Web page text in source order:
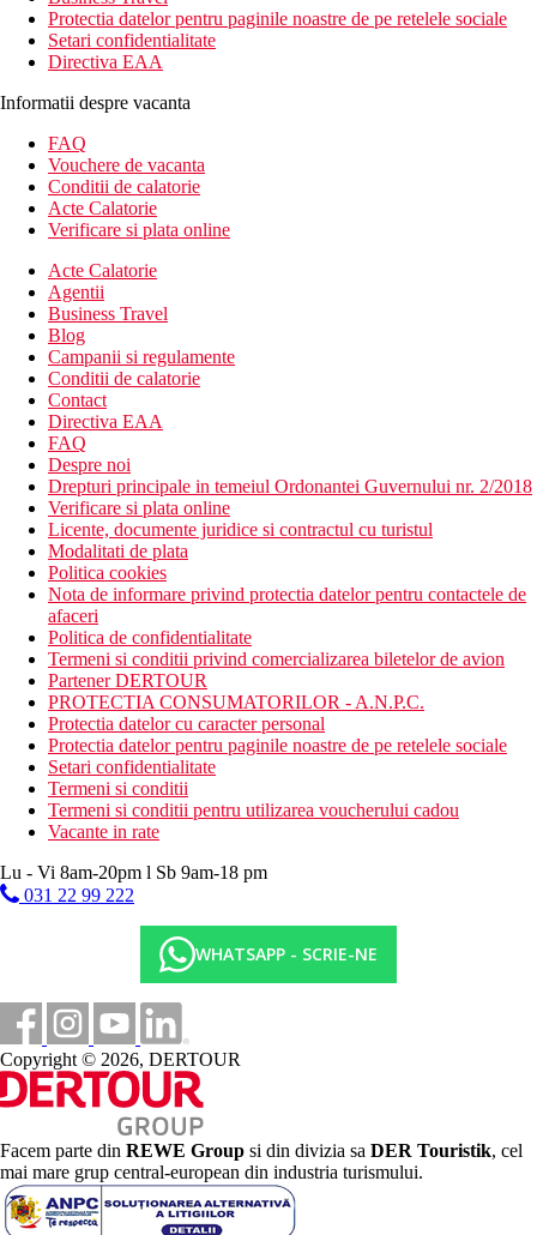
Protectia datelor pentru paginile noastre de pe retelele sociale
Setari confidentialitate
Directiva EAA
Informatii despre vacanta
FAQ
Vouchere de vacanta
Conditii de calatorie
Acte Calatorie
Verificare si plata online
Acte Calatorie
Agentii
Business Travel
Blog
Campanii si regulamente
Conditii de calatorie
Contact
Directiva EAA
FAQ
Despre noi
Drepturi principale in temeiul Ordonantei Guvernului nr. 2/2018
Verificare si plata online
Licente, documente juridice si contractul cu turistul
Modalitati de plata
Politica cookies
Nota de informare privind protectia datelor pentru contactele de
afaceri
Politica de confidentialitate
Termeni si conditii privind comercializarea biletelor de avion
Partener DERTOUR
PROTECTIA CONSUMATORILOR - A.N.P.C.
Protectia datelor cu caracter personal
Protectia datelor pentru paginile noastre de pe retelele sociale
Setari confidentialitate
Termeni si conditii
Termeni si conditii pentru utilizarea voucherului cadou
Vacante in rate
Lu - Vi 8am-20pm l Sb 9am-18 pm
031 22 99 222
WHATSAPP - SCRIE-NE
Copyright © 2026, DERTOUR
Facem parte din REWE Group si din divizia sa DER Touristik, cel
mai mare grup central-european din industria turismului.